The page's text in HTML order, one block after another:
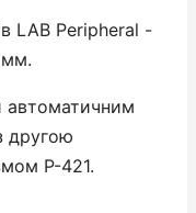
LAB Peripheral -
мм.
автоматичним
другою
P-421.